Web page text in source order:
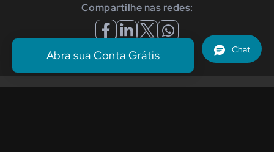
Compartilhe nas redes:
Abra sua Conta Grátis